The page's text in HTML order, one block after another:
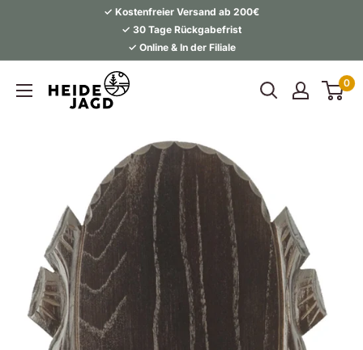
✓ Kostenfreier Versand ab 200€
✓ 30 Tage Rückgabefrist
✓ Online & In der Filiale
0